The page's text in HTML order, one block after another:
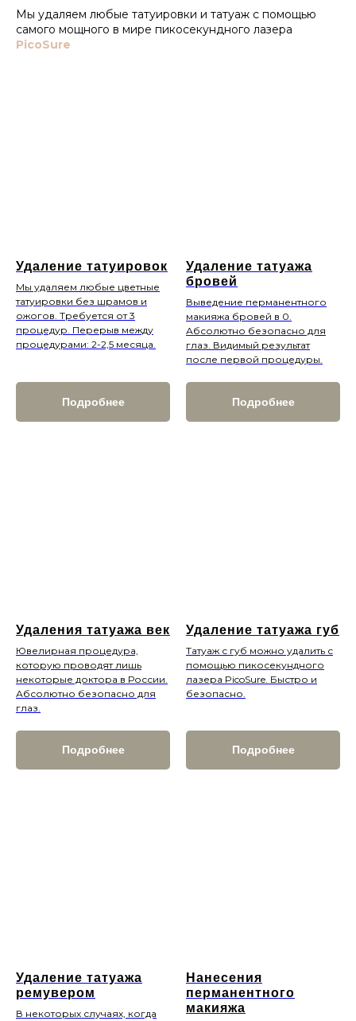
Мы удаляем любые татуировки и татуаж с помощью
самого мощного в мире пикосекундного лазера
PicoSure
Удаление татуировок
Мы удаляем любые цветные
татуировки без шрамов и
ожогов. Требуется от 3
процедур. Перерыв между
процедурами: 2-2,5 месяца.
Подробнее
Удаление татуажа
бровей
Выведение перманентного
макияжа бровей в 0.
Абсолютно безопасно для
глаз. Видимый результат
после первой процедуры.
Подробнее
Удаления татуажа век
Ювелирная процедура,
которую проводят лишь
некоторые доктора в России.
Абсолютно безопасно для
глаз.
Подробнее
Удаление татуажа губ
Татуаж с губ можно удалить с
помощью пикосекундного
лазера PicoSure. Быстро и
безопасно.
Подробнее
Удаление татуажа
ремувером
В некоторых случаях, когда
Нанесения
перманентного
макияжа
Запишитесь на консультацию по
телефону+7 (499) 110-54-29или
заполните форму ниже